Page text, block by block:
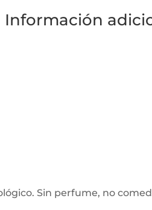
cantidad
Información
Sin perfume, no